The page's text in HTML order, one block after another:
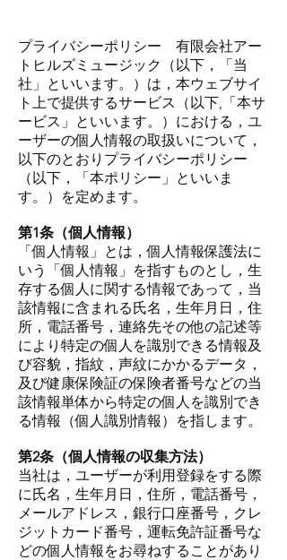
プライバシーポリシー 有限会社アー
トヒルズミュージック（以下，「当
社」といいます。）は，本ウェブサイ
ト上で提供するサービス（以下,「本サ
ービス」といいます。）における，ユ
ーザーの個人情報の取扱いについて，
以下のとおりプライバシーポリシー
（以下，「本ポリシー」といいま
す。）を定めます。
第1条（個人情報）
「個人情報」とは，個人情報保護法に
いう「個人情報」を指すものとし，生
存する個人に関する情報であって，当
該情報に含まれる氏名，生年月日，住
所，電話番号，連絡先その他の記述等
により特定の個人を識別できる情報及
び容貌，指紋，声紋にかかるデータ，
及び健康保険証の保険者番号などの当
該情報単体から特定の個人を識別でき
る情報（個人識別情報）を指します。
第2条（個人情報の収集方法）
当社は，ユーザーが利用登録をする際
に氏名，生年月日，住所，電話番号，
メールアドレス，銀行口座番号，クレ
ジットカード番号，運転免許証番号な
どの個人情報をお尋ねすることがあり